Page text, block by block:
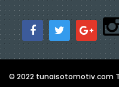
© 2022 tunaisotomotiv.com